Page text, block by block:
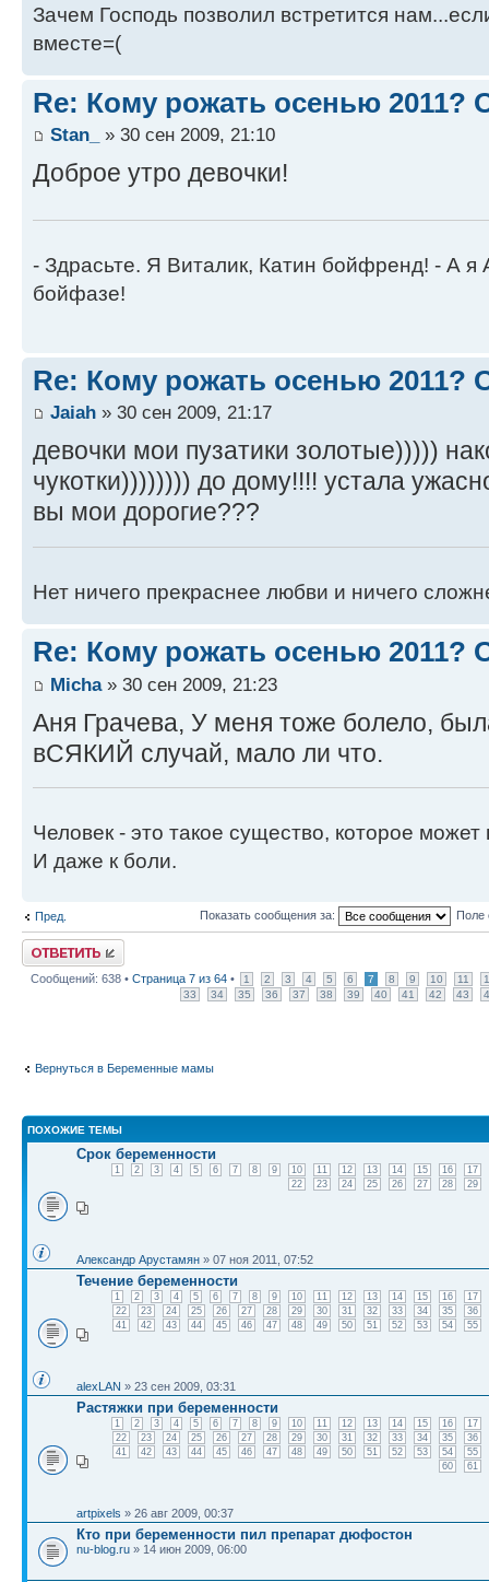
Зачем Господь позволил встретится
вместе=(
Re: Кому рожать осенью 2011?
Stan_ » 30 сен 2009, 21:10
Доброе утро девочки!
- Здрасьте. Я Виталик, Катин бойфренд! - А я
бойфазе!
Re: Кому рожать осенью 2011?
Jaiah » 30 сен 2009, 21:17
девочки мои пузатики золотые)))))
чукотки)))))))) до дому!!!! устала
вы мои дорогие???
Нет ничего прекраснее любви и ничего
Re: Кому рожать осенью 2011?
Micha» 30 сен 2009, 21:23
Аня Грачева, У меня тоже болело,
вСЯКИЙ случай, мало ли что.
Человек - это такое существо, которое
И даже к боли.
Пред. Показать сообщения за: Поле
Ответить
Сообщений: 638 • Страница 7 из 64 • 1 2 3 4 5 6 7 8 9 10 11
33
34 35 36 37 38 39 40 41 42 43
Вернуться в Беременные мамы
ПОХОЖИЕ ТЕМЫ
Срок беременности
1 2 3 4 5 6 7 8 9 10 11 12 13 14 15 16
17
22
23 24 25 26 27 28 29
Александр Арустамян » 07 ноя 2011, 07:52
Течение беременности
1 2 3 4 5 6 7 8 9 10 11 12 13 14 15 16
17
22
23 24 25 26 27 28 29 30 31 32 33 34 35
36
41
42 43 44 45 46 47 48 49 50 51 52 53 54 55
alexLAN » 23 сен 2009, 03:31
Растяжки при беременности
1 2 3 4 5 6 7 8 9 10 11 12 13 14 15 16
17
22
23 24 25 26 27 28 29 30 31 32 33 34 35
36
41
42 43 44 45 46 47 48 49 50 51 52 53 54
55
60
61
artpixels » 26 авг 2009, 00:37
Кто при беременности пил препарат дюфостон
nu-blog.ru » 14 июн 2009, 06:00